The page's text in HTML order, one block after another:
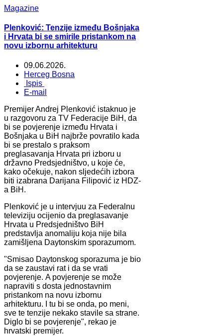
Magazine
Plenković: Tenzije između Bošnjaka
i Hrvata bi se smirile pristankom na
novu izbornu arhitekturu
09.06.2026.
Herceg Bosna
Ispis
E-mail
Premijer Andrej Plenković istaknuo je
u razgovoru za TV Federacije BiH, da
bi se povjerenje između Hrvata i
Bošnjaka u BiH najbrže povratilo kada
bi se prestalo s praksom
preglasavanja Hrvata pri izboru u
državno Predsjedništvo, u koje će,
kako očekuje, nakon sljedećih izbora
biti izabrana Darijana Filipović iz HDZ-
a BiH.
Plenković je u intervjuu za Federalnu
televiziju ocijenio da preglasavanje
Hrvata u Predsjedništvo BiH
predstavlja anomaliju koja nije bila
zamišljena Daytonskim sporazumom.
"Smisao Daytonskog sporazuma je bio
da se zaustavi rat i da se vrati
povjerenje. A povjerenje se može
napraviti s dosta jednostavnim
pristankom na novu izbornu
arhitekturu. I tu bi se onda, po meni,
sve te tenzije nekako stavile sa strane.
Diglo bi se povjerenje", rekao je
hrvatski premijer.